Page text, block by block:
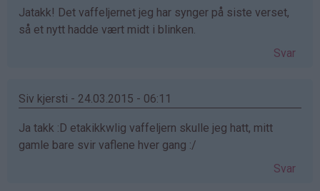
Jatakk! Det vaffeljernet jeg har synger på siste verset,
så et nytt hadde vært midt i blinken.
Svar
Siv kjersti - 24.03.2015 - 06:11
Ja takk :D etakikkwlig vaffeljern skulle jeg hatt, mitt
gamle bare svir vaflene hver gang :/
Svar